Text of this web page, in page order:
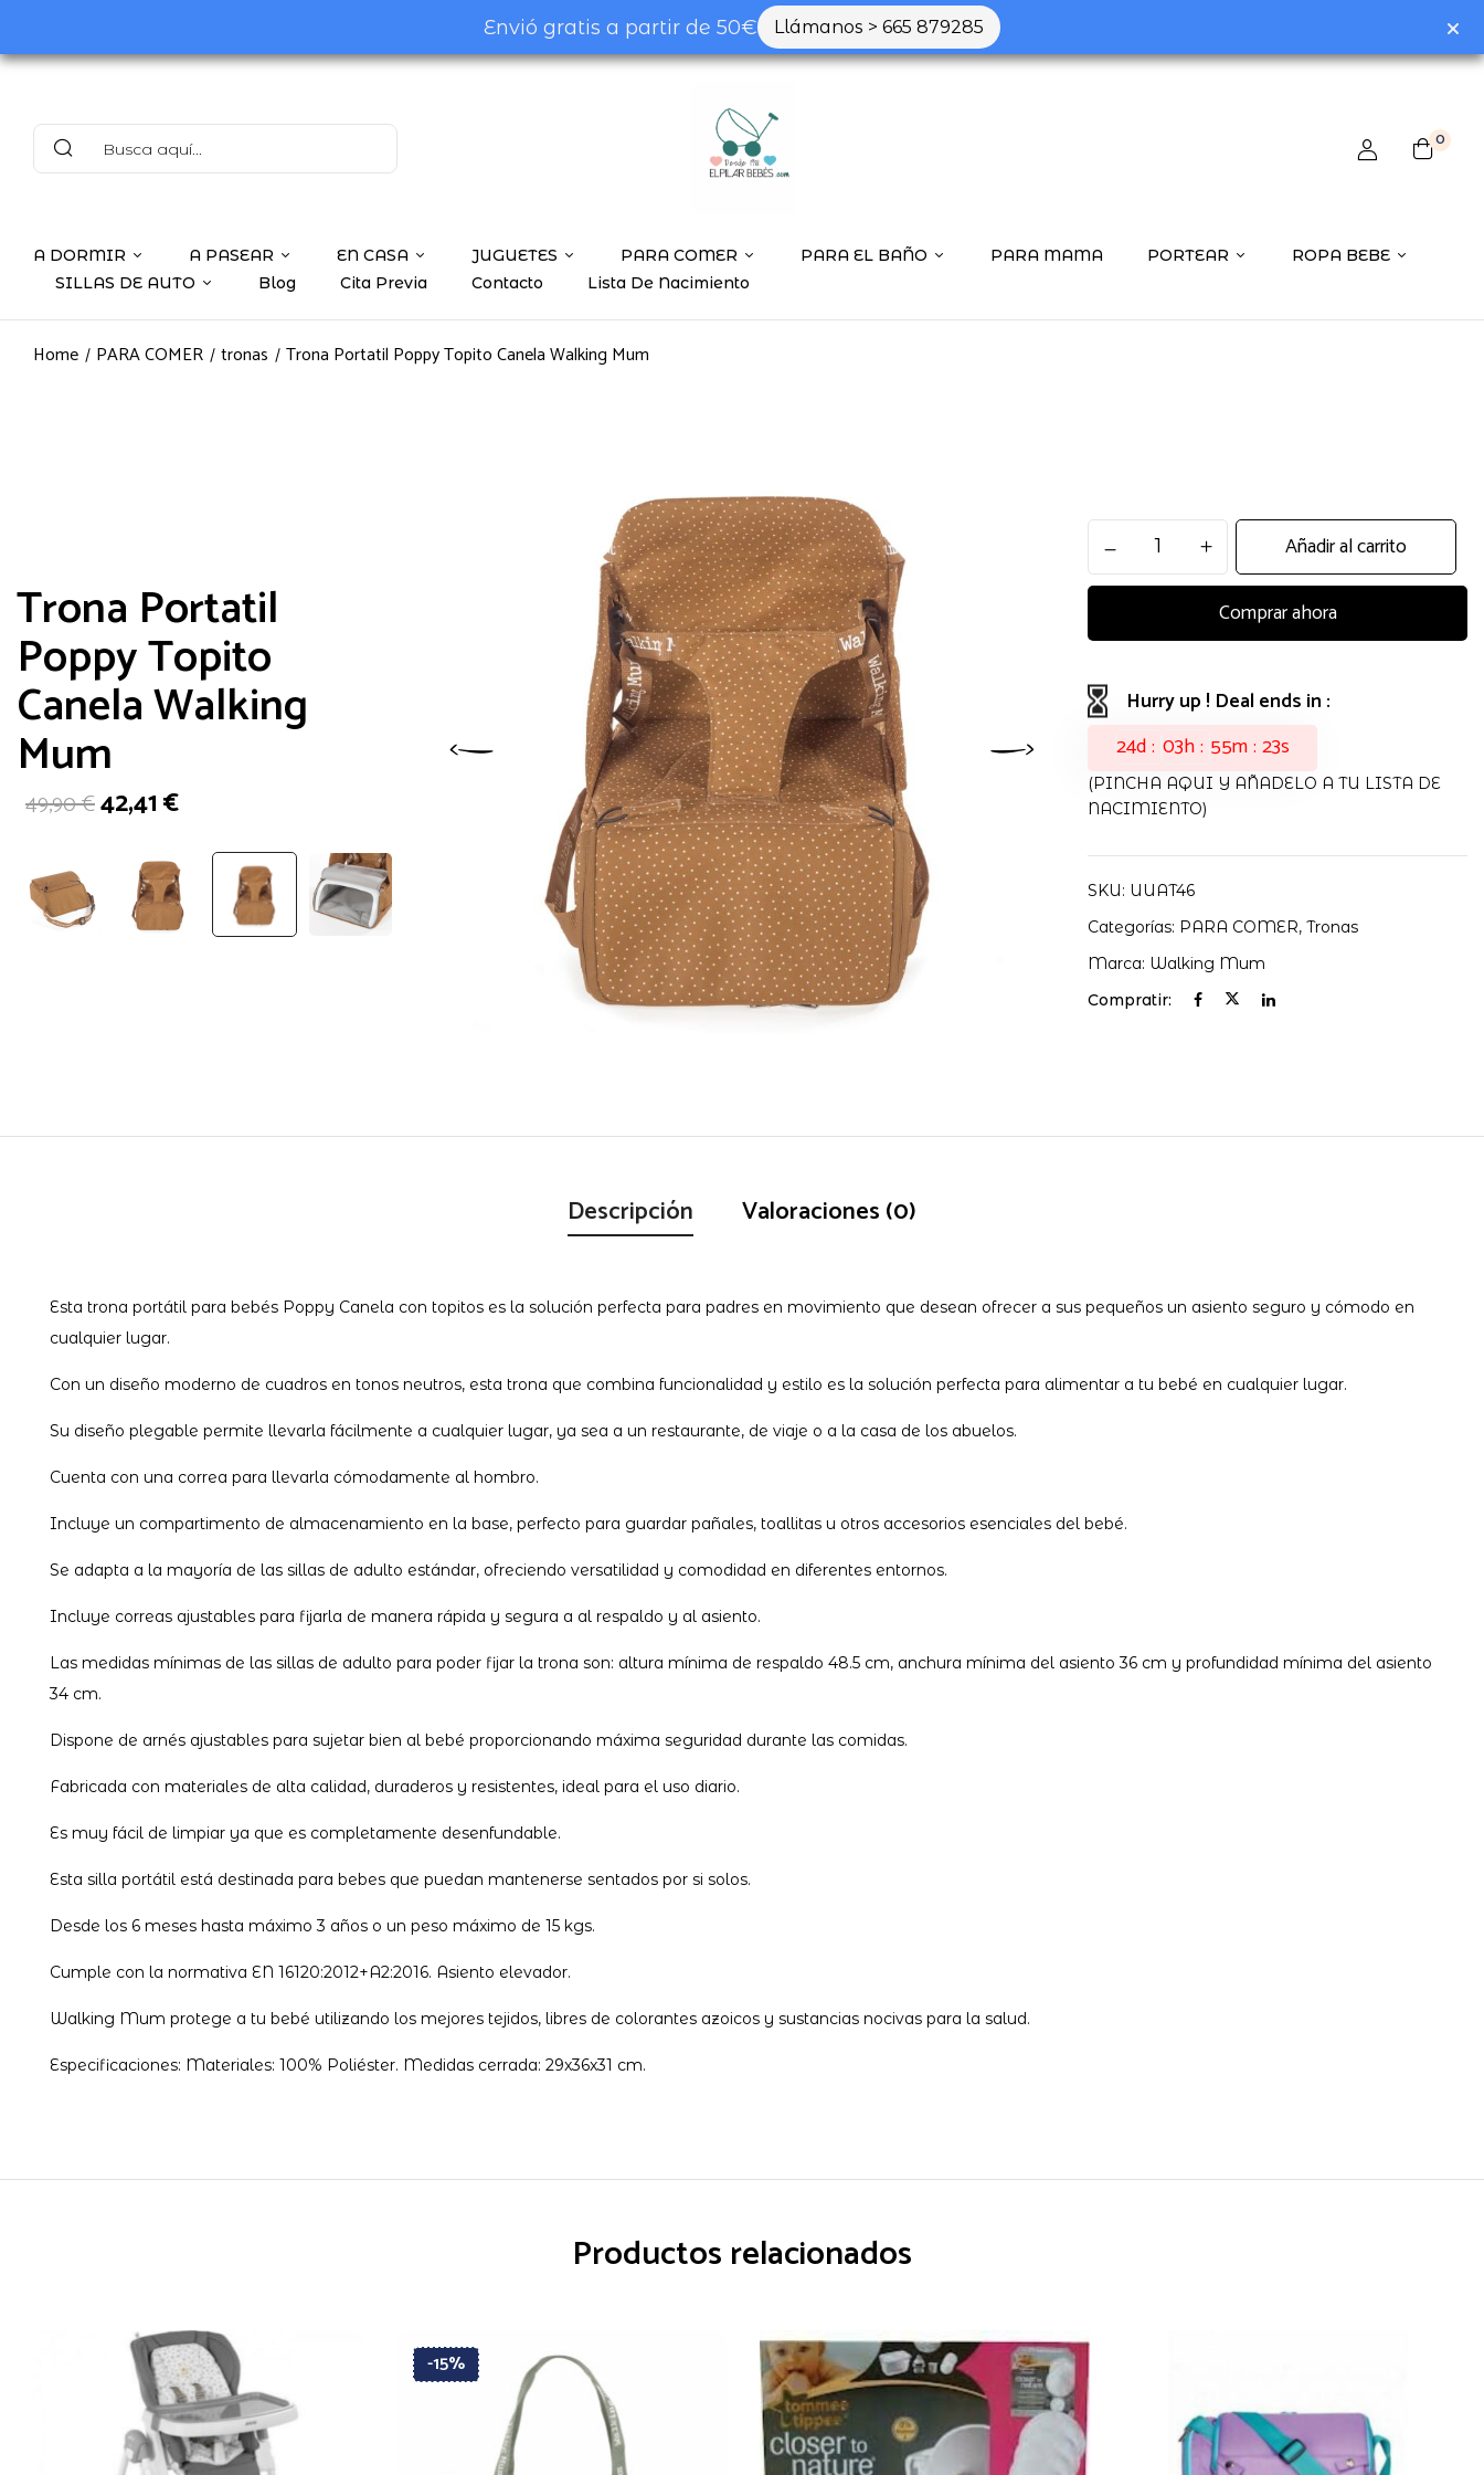
Envió gratis a partir de 50€ Llámanos > 665 879285
0
A DORMIR A PASEAR EN CASA JUGUETES PARA COMER PARA EL BAÑO PARA MAMA PORTEAR
ROPA BEBE
SILLAS DE AUTO
Blog Cita Previa Contacto Lista De Nacimiento
Home PARA COMER tronas Trona Portatil Poppy Topito Canela Walking Mum
Trona Portatil
Poppy Topito
Canela Walking
Mum
49,90€El
precio
49,90 €.
42,41€Elprecio
42,41 €.
Portatil
Poppy
Canela
Mum
cantidad
Añadir al carrito
Comprar ahora
Hurry up ! Deal ends in :
24d 03h 55m 22s
(PINCHA AQUI Y AÑADELO A TU LISTA DE
NACIMIENTO)
SKU: UUAT46
Categorías: PARA COMER,Tronas
Marca: Walking Mum
Compratir:
Descripción Valoraciones (0)
Esta trona portátil para bebés Poppy Canela con topitos es la solución perfecta para padres en movimiento que desean ofrecer a sus pequeños un asiento seguro y cómodo en
cualquier lugar.
Con un diseño moderno de cuadros en tonos neutros, esta trona que combina funcionalidad y estilo es la solución perfecta para alimentar a tu bebé en cualquier lugar.
Su diseño plegable permite llevarla fácilmente a cualquier lugar, ya sea a un restaurante, de viaje o a la casa de los abuelos.
Cuenta con una correa para llevarla cómodamente al hombro.
Incluye un compartimento de almacenamiento en la base, perfecto para guardar pañales, toallitas u otros accesorios esenciales del bebé.
Se adapta a la mayoría de las sillas de adulto estándar, ofreciendo versatilidad y comodidad en diferentes entornos.
Incluye correas ajustables para fijarla de manera rápida y segura a al respaldo y al asiento.
Las medidas mínimas de las sillas de adulto para poder fijar la trona son: altura mínima de respaldo 48.5 cm, anchura mínima del asiento 36 cm y profundidad mínima del asiento
34 cm.
Dispone de arnés ajustables para sujetar bien al bebé proporcionando máxima seguridad durante las comidas.
Fabricada con materiales de alta calidad, duraderos y resistentes, ideal para el uso diario.
Es muy fácil de limpiar ya que es completamente desenfundable.
Esta silla portátil está destinada para bebes que puedan mantenerse sentados por si solos.
Desde los 6 meses hasta máximo 3 años o un peso máximo de 15 kgs.
Cumple con la normativa EN 16120:2012+A2:2016. Asiento elevador.
Walking Mum protege a tu bebé utilizando los mejores tejidos, libres de colorantes azoicos y sustancias nocivas para la salud.
Especificaciones: Materiales: 100% Poliéster. Medidas cerrada: 29x36x31 cm.
Productos relacionados
-15%